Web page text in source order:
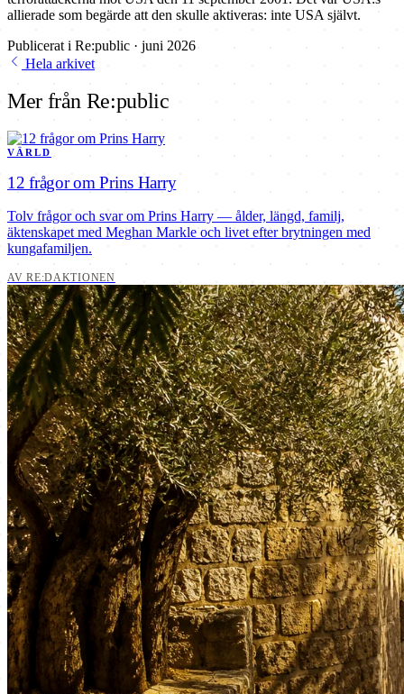
allierade som begärde att den skulle aktiveras: inte USA självt.
Publicerat i Re:public · juni 2026
Hela arkivet
Mer från Re:public
VÄRLD
12 frågor om Prins Harry
Tolv frågor och svar om Prins Harry — ålder, längd, familj,
äktenskapet med Meghan Markle och livet efter brytningen med
kungafamiljen.
AV RE:DAKTIONEN